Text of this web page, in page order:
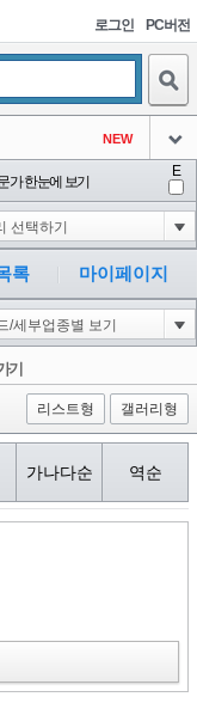
로그인 PC버전
NEW
아이콘
아이콘
아이콘
-16
아이콘
0
가 한눈에 보기
E
록 마이페이지
기
리스트형 갤러리형
가나다순 역순